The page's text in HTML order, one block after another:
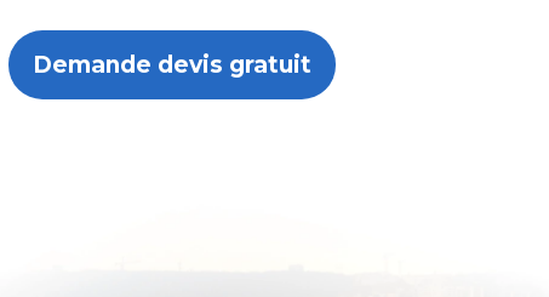
Demande devis gratuit